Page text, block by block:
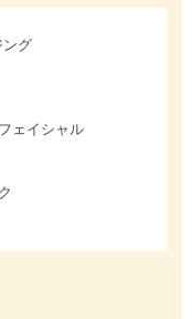
ング
ェイシャル